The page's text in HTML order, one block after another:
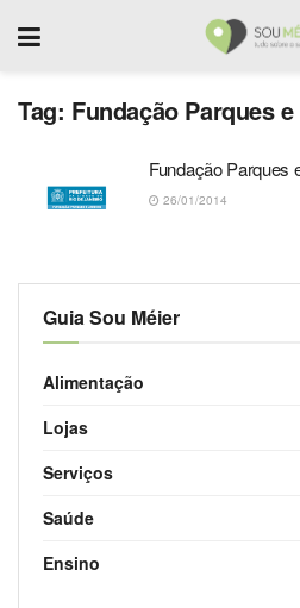
Tag: Fundação Parques
Fundação Parques
26/01/2014
Guia Sou Méier
Alimentação
Lojas
Serviços
Saúde
Ensino